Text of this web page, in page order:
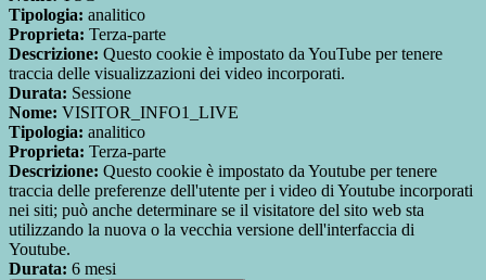
Tipologia: analitico
Proprieta: Terza-parte
Descrizione: Questo cookie è impostato da YouTube per tenere
traccia delle visualizzazioni dei video incorporati.
Durata: Sessione
Nome: VISITOR_INFO1_LIVE
Tipologia: analitico
Proprieta: Terza-parte
Descrizione: Questo cookie è impostato da Youtube per tenere
traccia delle preferenze dell'utente per i video di Youtube incorporati
nei siti; può anche determinare se il visitatore del sito web sta
utilizzando la nuova o la vecchia versione dell'interfaccia di
Youtube.
Durata: 6 mesi